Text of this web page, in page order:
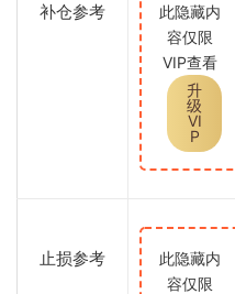
补仓参考
此隐藏内
容仅限
VIP查看
升
级
VI
P
止损参考
此隐藏内
容仅限